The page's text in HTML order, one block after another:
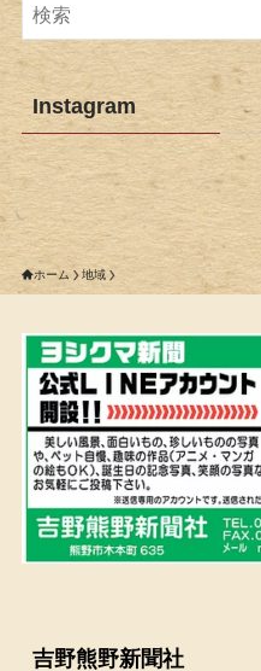
Instagram
ホーム 地域
吉野熊野新聞社